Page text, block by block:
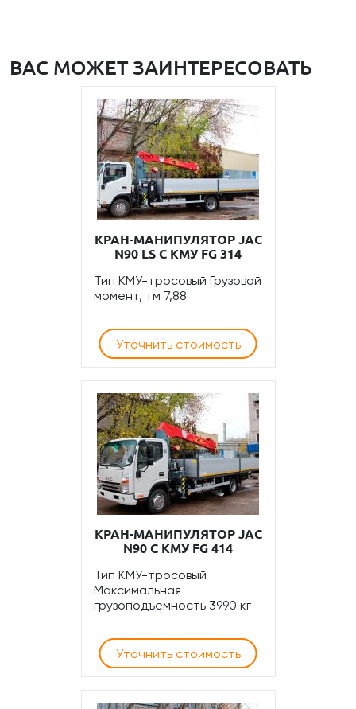
ВАС МОЖЕТ ЗАИНТЕРЕСОВАТЬ
КРАН-МАНИПУЛЯТОР JAC
N90 LS С КМУ FG 314
Тип КМУ-тросовый Грузовой
момент, тм 7,88
Уточнить стоимость
КРАН-МАНИПУЛЯТОР JAC
N90 С КМУ FG 414
Тип КМУ-тросовый
Максимальная
грузоподъёмность 3990 кг
Уточнить стоимость